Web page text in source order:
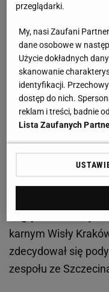
tekst Sport.pl.
prześlizgnęliśmy"
Grosicki bije się w
"Wisła była
Pogoń nie zdołała
niespodziewanych
Gustafssona
bramkę, jednak nie
karnym Wisły
zdecydował się
zespołu ze
przeglądarki.
My, nasi Zaufani
dane osobowe w
Użycie dokładnych
skanowanie
identyfikacji.
dostęp do nich.
reklam i treści, badnie
Lista Zaufanych